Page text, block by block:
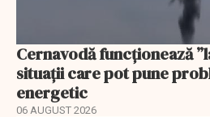
Cernavodă funcționează
situații care pot pune
energetic
06 AUGUST 2026